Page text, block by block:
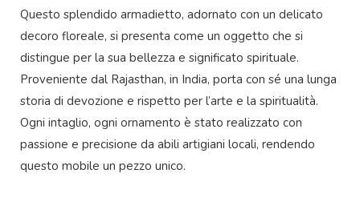
Questo splendido armadietto, adornato con un delicato
decoro floreale, si presenta come un oggetto che si
distingue per la sua bellezza e significato spirituale.
Proveniente dal Rajasthan, in India, porta con sé una lunga
storia di devozione e rispetto per l’arte e la spiritualità.
Ogni intaglio, ogni ornamento è stato realizzato con
passione e precisione da abili artigiani locali, rendendo
questo mobile un pezzo unico.